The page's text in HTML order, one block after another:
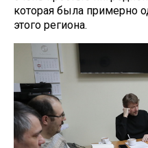
которая была примерно
этого региона.